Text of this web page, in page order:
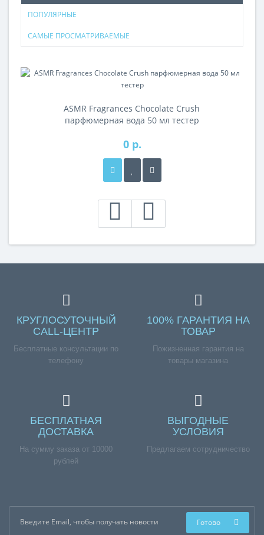
ПОПУЛЯРНЫЕ
САМЫЕ ПРОСМАТРИВАЕМЫЕ
ASMR Fragrances Chocolate Crush
парфюмерная вода 50 мл тестер
0 р.
КРУГЛОСУТОЧНЫЙ
CALL-ЦЕНТР
Бесплатные консультации по
телефону
100% ГАРАНТИЯ НА
ТОВАР
Пожизненная гарантия на
товары магазина
БЕСПЛАТНАЯ
ДОСТАВКА
На сумму заказа от 10000
рублей
ВЫГОДНЫЕ
УСЛОВИЯ
Предлагаем сотрудничество
Готово